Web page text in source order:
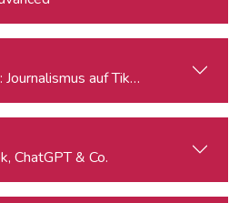
auf TikTok
ChatGPT & Co.